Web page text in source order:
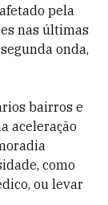
pela
nas últimas
onda,
bairros e
aceleração
como
ou levar